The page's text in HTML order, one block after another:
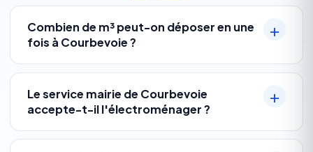
Combien de m³ peut-on déposer en une
fois à Courbevoie ?
Le service mairie de Courbevoie
accepte-t-il l'électroménager ?